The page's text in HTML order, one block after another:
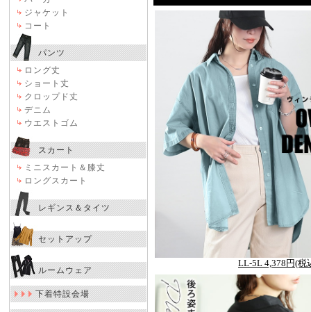
ジャケット
コート
パンツ
ロング丈
ショート丈
クロップド丈
デニム
ウエストゴム
スカート
ミニスカート＆膝丈
ロングスカート
レギンス＆タイツ
セットアップ
ルームウェア
下着特設会場
LL-5L 4,378円(税